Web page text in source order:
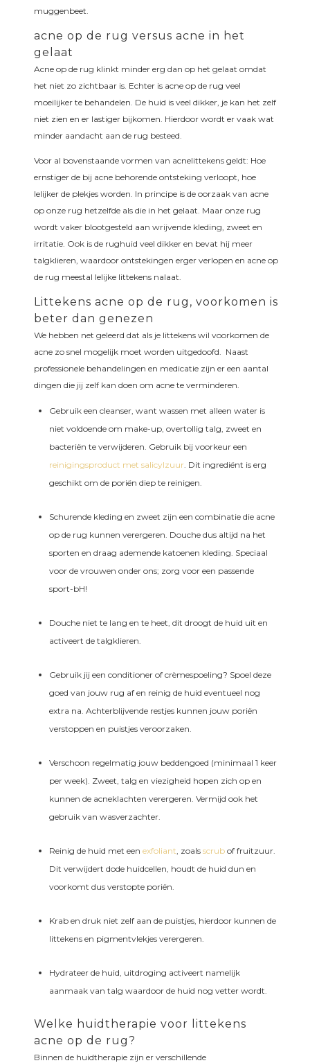
muggenbeet.
acne op de rug versus acne in het
gelaat
Acne op de rug klinkt minder erg dan op het gelaat omdat
het niet zo zichtbaar is. Echter is acne op de rug veel
moeilijker te behandelen. De huid is veel dikker, je kan het zelf
niet zien en er lastiger bijkomen. Hierdoor wordt er vaak wat
minder aandacht aan de rug besteed.
Voor al bovenstaande vormen van acnelittekens geldt: Hoe
ernstiger de bij acne behorende ontsteking verloopt, hoe
lelijker de plekjes worden. In principe is de oorzaak van acne
op onze rug hetzelfde als die in het gelaat. Maar onze rug
wordt vaker blootgesteld aan wrijvende kleding, zweet en
irritatie. Ook is de rughuid veel dikker en bevat hij meer
talgklieren, waardoor ontstekingen erger verlopen en acne op
de rug meestal lelijke littekens nalaat.
Littekens acne op de rug, voorkomen is
beter dan genezen
We hebben net geleerd dat als je littekens wil voorkomen de
acne zo snel mogelijk moet worden uitgedoofd. Naast
professionele behandelingen en medicatie zijn er een aantal
dingen die jij zelf kan doen om acne te verminderen.
Gebruik een cleanser, want wassen met alleen water is
niet voldoende om make-up, overtollig talg, zweet en
bacteriën te verwijderen. Gebruik bij voorkeur een
reinigingsproduct met salicylzuur. Dit ingrediënt is erg
geschikt om de poriën diep te reinigen.
Schurende kleding en zweet zijn een combinatie die acne
op de rug kunnen verergeren. Douche dus altijd na het
sporten en draag ademende katoenen kleding. Speciaal
voor de vrouwen onder ons; zorg voor een passende
sport-bH!
Douche niet te lang en te heet, dit droogt de huid uit en
activeert de talgklieren.
Gebruik jij een conditioner of crèmespoeling? Spoel deze
goed van jouw rug af en reinig de huid eventueel nog
extra na. Achterblijvende restjes kunnen jouw poriën
verstoppen en puistjes veroorzaken.
Verschoon regelmatig jouw beddengoed (minimaal 1 keer
per week). Zweet, talg en viezigheid hopen zich op en
kunnen de acneklachten verergeren. Vermijd ook het
gebruik van wasverzachter.
Reinig de huid met een exfoliant, zoals scrubof fruitzuur.
Dit verwijdert dode huidcellen, houdt de huid dun en
voorkomt dus verstopte poriën.
Krab en druk niet zelf aan de puistjes, hierdoor kunnen de
littekens en pigmentvlekjes verergeren.
Hydrateer de huid, uitdroging activeert namelijk
aanmaak van talg waardoor de huid nog vetter wordt.
Welke huidtherapie voor littekens
acne op de rug?
Binnen de huidtherapie zijn er verschillende